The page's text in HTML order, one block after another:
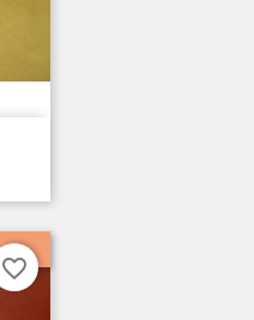
favorite_border